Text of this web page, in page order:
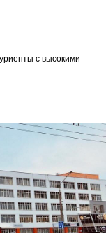
с высокими